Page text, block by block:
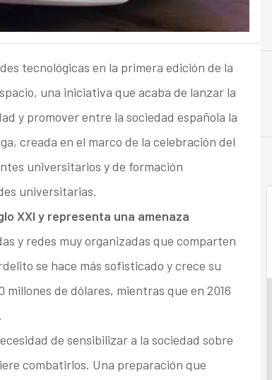
tecnológicas en la primera edición de la
una iniciativa que acaba de lanzar la
y promover entre la sociedad española la
creada en el marco de la celebración del
universitarios y de formación
universitarias.
XXI y representa una amenaza
y redes muy organizadas que comparten
se hace más sofisticado y crece su
de dólares, mientras que en 2016
de sensibilizar a la sociedad sobre
combatirlos. Una preparación que